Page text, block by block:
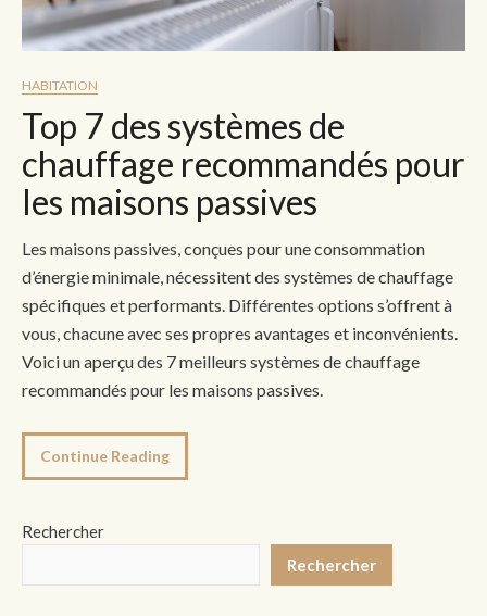
HABITATION
Top 7 des systèmes de
chauffage recommandés pour
les maisons passives
Les maisons passives, conçues pour une consommation
d’énergie minimale, nécessitent des systèmes de chauffage
spécifiques et performants. Différentes options s’offrent à
vous, chacune avec ses propres avantages et inconvénients.
Voici un aperçu des 7 meilleurs systèmes de chauffage
recommandés pour les maisons passives.
Continue Reading
Rechercher
Rechercher